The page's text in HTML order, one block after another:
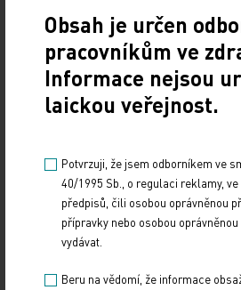
19. světový kongres
(CONy)
10. 3. 2025
19. světový kongres Controversies
Obsah je určen
pracovníkům ve
Informace nejsou
laickou veřejnost.
Potvrzuji, že jsem odborníkem ve
40/1995 Sb., o regulaci reklamy,
předpisů, čili osobou oprávněnou
přípravky nebo osobou
vydávat.
Beru na vědomí, že informace